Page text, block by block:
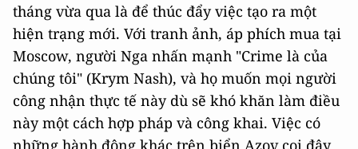
tháng vừa qua là để thúc đẩy việc tạo ra một
hiện trạng mới. Với tranh ảnh, áp phích mua tại
Moscow, người Nga nhấn mạnh "Crime là của
chúng tôi" (Krym Nash), và họ muốn mọi người
công nhận thực tế này dù sẽ khó khăn làm điều
này một cách hợp pháp và công khai. Việc có
những hành động khác trên biển Azov coi đây